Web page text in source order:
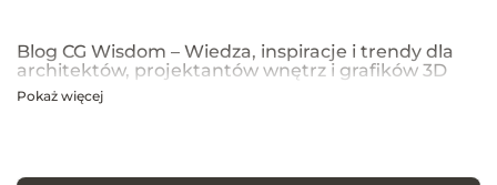
Blog CG Wisdom – Wiedza, inspiracje i trendy dla
architektów, projektantów wnętrz i grafików 3D
Na blogu CG Wisdom znajdziesz praktyczne porady, inspiracje oraz
które pomagają tworzyć profesjonalne i fotorealistyczne wizualizacje.
Pokaż więcej